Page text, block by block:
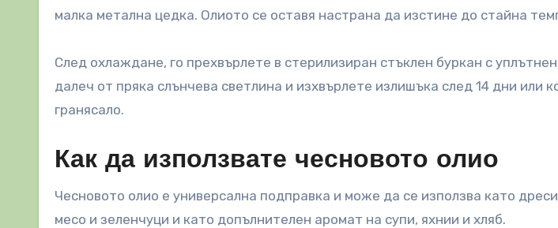
малка метална цедка. Олиото се оставя настрана да изстине до стайна
След охлаждане, го прехвърлете в стерилизиран стъклен буркан с
далеч от пряка слънчева светлина и изхвърлете излишъка след 14 дни или
гранясало.
Как да използвате чесновото олио
Чесновото олио е универсална подправка и може да се използва като
месо и зеленчуци и като допълнителен аромат на супи, яхнии и хляб.